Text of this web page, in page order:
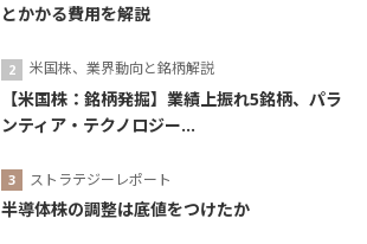
とかかる費用を解説
米国株、業界動向と銘柄解説
【米国株：銘柄発掘】業績上振れ5銘柄、パラ
ンティア・テクノロジー...
ストラテジーレポート
半導体株の調整は底値をつけたか